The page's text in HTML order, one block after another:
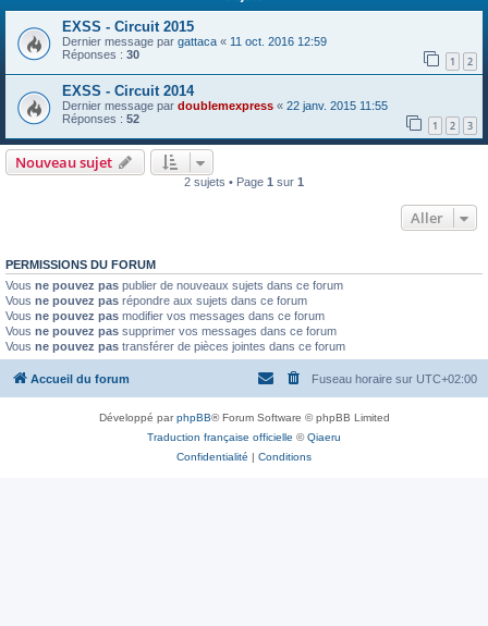
EXSS - Circuit 2015
Dernier message par gattaca « 11 oct. 2016 12:59
Réponses : 30 1 2
EXSS - Circuit 2014
Dernier message par doublemexpress « 22 janv. 2015 11:55
Réponses : 52 1 2 3
Nouveau sujet
2 sujets • Page 1 sur 1
Aller
PERMISSIONS DU FORUM
Vous ne pouvez pas publier de nouveaux sujets dans ce forum
Vous ne pouvez pas répondre aux sujets dans ce forum
Vous ne pouvez pas modifier vos messages dans ce forum
Vous ne pouvez pas supprimer vos messages dans ce forum
Vous ne pouvez pas transférer de pièces jointes dans ce forum
Accueil du forum Fuseau horaire sur UTC+02:00
Développé parphpBB® Forum Software © phpBB Limited
Traduction française officielle ©Qiaeru
Confidentialité | Conditions